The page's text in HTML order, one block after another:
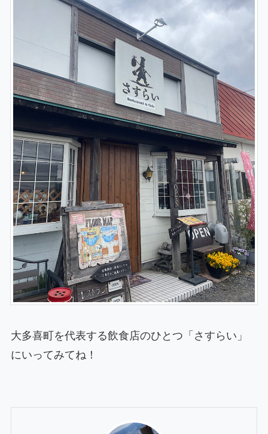
大多喜町を代表する飲食店のひとつ「さすらい」
にいってみてね！